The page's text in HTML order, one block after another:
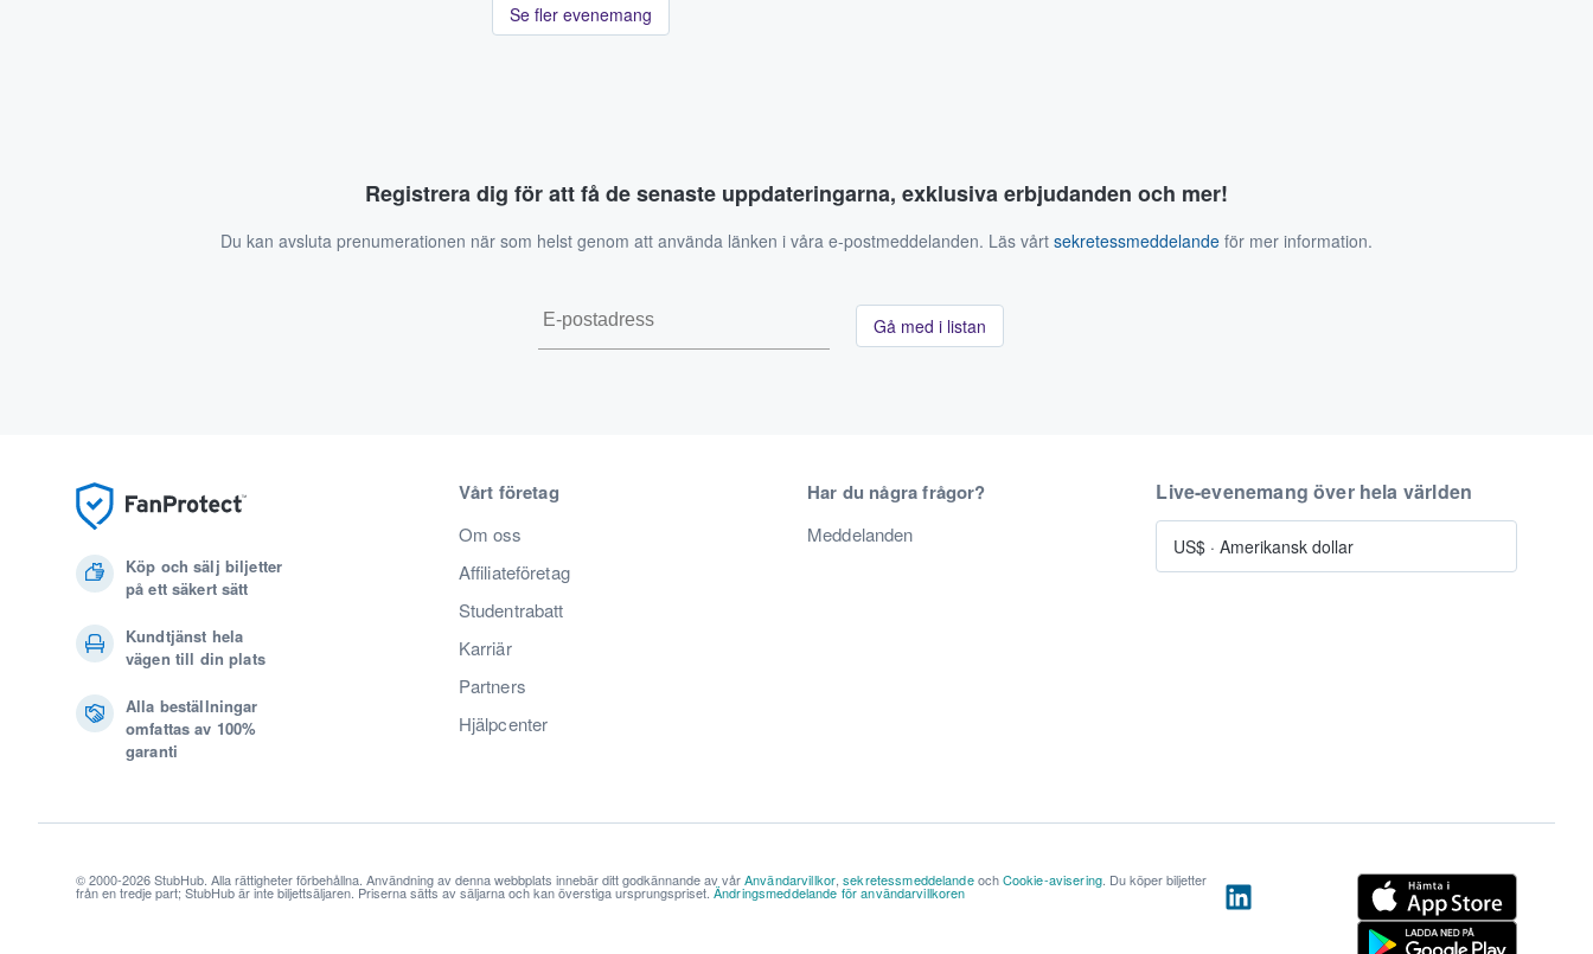
Se fler evenemang
Registrera dig för att få de senaste uppdateringarna, exklusiva erbjudanden och mer!
Du kan avsluta prenumerationen när som helst genom att använda länken i våra e-postmeddelanden. Läs vårt sekretessmeddelande för mer information.
Gå med i listan
Köp och sälj biljetter
på ett säkert sätt
Kundtjänst hela
vägen till din plats
Alla beställningar
omfattas av 100%
garanti
Vårt företag
Om oss
Affiliateföretag
Studentrabatt
Karriär
Partners
Hjälpcenter
Har du några frågor?
Meddelanden
Live-evenemang över hela världen
US$ ·Amerikansk dollar
© 2000-2026 StubHub. Alla rättigheter förbehållna. Användning av denna webbplats innebär ditt godkännande av vårAnvändarvillkor ,sekretessmeddelandeochCookie-avisering . Du köper biljetter
från en tredje part; StubHub är inte biljettsäljaren. Priserna sätts av säljarna och kan överstiga ursprungspriset. Ändringsmeddelande för användarvillkoren